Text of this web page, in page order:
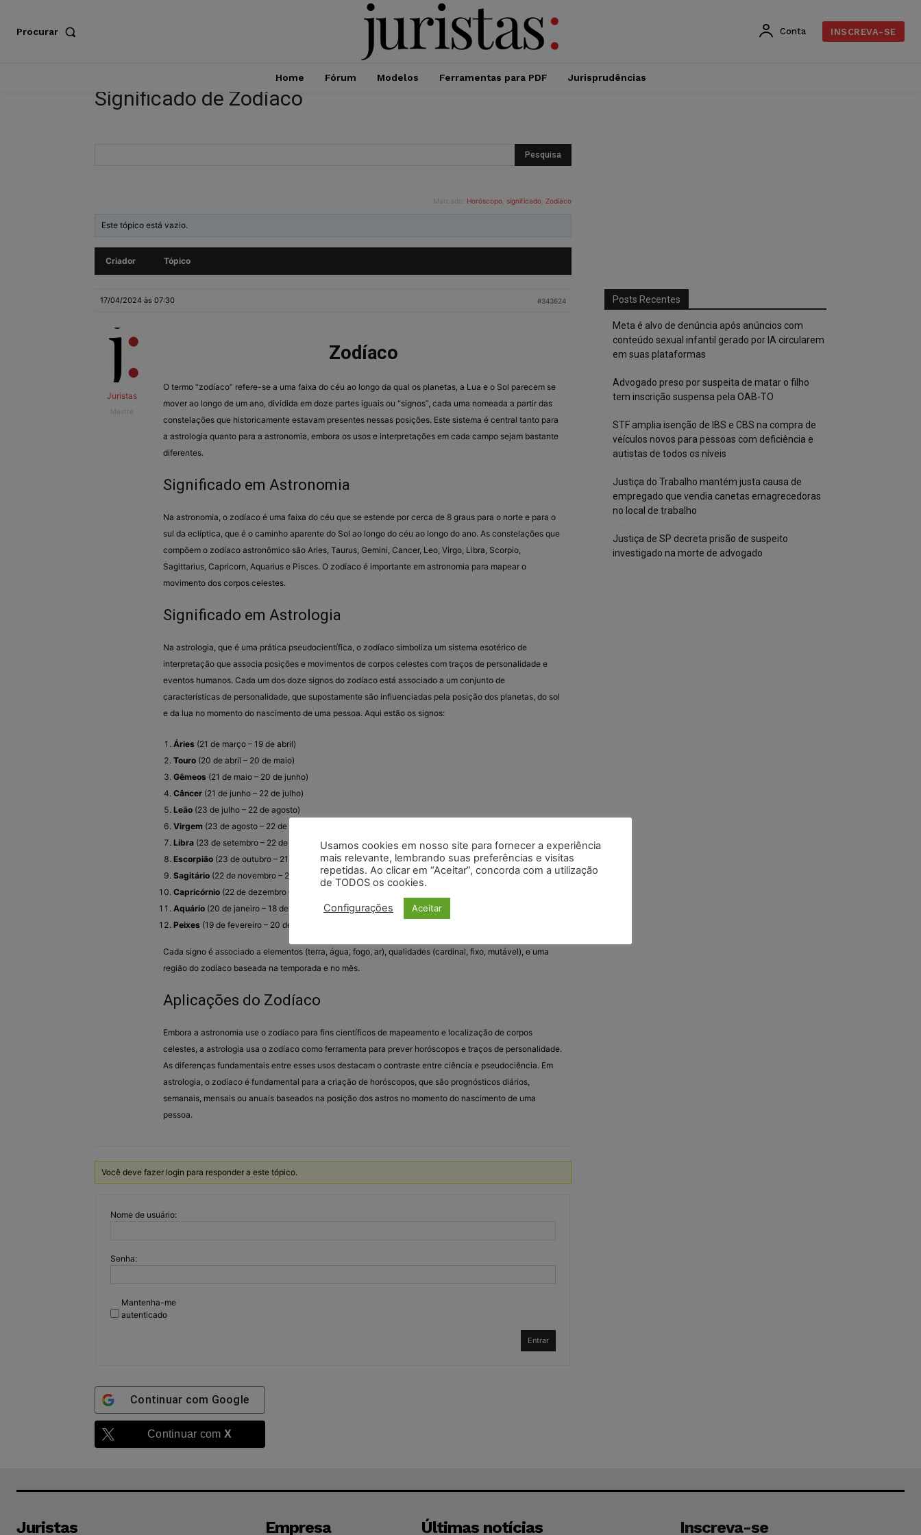
Procurar Conta INSCREVA-SE
Home Fórum Modelos Ferramentas para PDF Jurisprudências
Significado de Zodíaco
Marcado: Horóscopo significado Zodíaco
Este tópico está vazio.
Criador Tópico
17/04/2024 às 07:30 #343624
Juristas
Mestre
Zodíaco
O termo “zodíaco” refere-se a uma faixa do céu ao longo da qual os planetas, a Lua e o Sol parecem se
mover ao longo de um ano, dividida em doze partes iguais ou “signos”, cada uma nomeada a partir das
constelações que historicamente estavam presentes nessas posições. Este sistema é central tanto para
a astrologia quanto para a astronomia, embora os usos e interpretações em cada campo sejam bastante
diferentes.
Significado em Astronomia
Na astronomia, o zodíaco é uma faixa do céu que se estende por cerca de 8 graus para o norte e para o
sul da eclíptica, que é o caminho aparente do Sol ao longo do céu ao longo do ano. As constelações que
compõem o zodíaco astronômico são Aries, Taurus, Gemini, Cancer, Leo, Virgo, Libra, Scorpio,
Sagittarius, Capricorn, Aquarius e Pisces. O zodíaco é importante em astronomia para mapear o
movimento dos corpos celestes.
Significado em Astrologia
Na astrologia, que é uma prática pseudocientífica, o zodíaco simboliza um sistema esotérico de
interpretação que associa posições e movimentos de corpos celestes com traços de personalidade e
eventos humanos. Cada um dos doze signos do zodíaco está associado a um conjunto de
características de personalidade, que supostamente são influenciadas pela posição dos planetas, do sol
e da lua no momento do nascimento de uma pessoa. Aqui estão os signos:
Áries (21 de março – 19 de abril)
Touro (20 de abril – 20 de maio)
Gêmeos (21 de maio – 20 de junho)
Câncer (21 de junho – 22 de julho)
Leão (23 de julho – 22 de agosto)
Virgem (23 de agosto – 22 de setembro)
Libra (23 de setembro – 22 de outubro)
Escorpião (23 de outubro – 21 de novembro)
Sagitário (22 de novembro – 21 de dezembro)
Capricórnio (22 de dezembro – 19 de janeiro)
Aquário (20 de janeiro – 18 de fevereiro)
Peixes (19 de fevereiro – 20 de março)
Cada signo é associado a elementos (terra, água, fogo, ar), qualidades (cardinal, fixo, mutável), e uma
região do zodíaco baseada na temporada e no mês.
Aplicações do Zodíaco
Embora a astronomia use o zodíaco para fins científicos de mapeamento e localização de corpos
celestes, a astrologia usa o zodíaco como ferramenta para prever horóscopos e traços de personalidade.
As diferenças fundamentais entre esses usos destacam o contraste entre ciência e pseudociência. Em
astrologia, o zodíaco é fundamental para a criação de horóscopos, que são prognósticos diários,
semanais, mensais ou anuais baseados na posição dos astros no momento do nascimento de uma
pessoa.
Você deve fazer login para responder a este tópico.
Nome de usuário:
Senha:
Mantenha-me
autenticado
Entrar
Continuar com Google
Continuar com X
Posts Recentes
Meta é alvo de denúncia após anúncios com
conteúdo sexual infantil gerado por IA circularem
em suas plataformas
Advogado preso por suspeita de matar o filho
tem inscrição suspensa pela OAB-TO
STF amplia isenção de IBS e CBS na compra de
veículos novos para pessoas com deficiência e
autistas de todos os níveis
Justiça do Trabalho mantém justa causa de
empregado que vendia canetas emagrecedoras
no local de trabalho
Justiça de SP decreta prisão de suspeito
investigado na morte de advogado
Juristas Empresa Últimas notícias Inscreva-se
Usamos cookies em nosso site para fornecer a experiência
mais relevante, lembrando suas preferências e visitas
repetidas. Ao clicar em “Aceitar”, concorda com a utilização
de TODOS os cookies.
Configurações Aceitar